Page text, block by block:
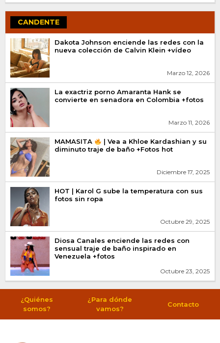
CANDENTE
Dakota Johnson enciende las redes con la
nueva colección de Calvin Klein +vídeo
Marzo 12, 2026
La exactriz porno Amaranta Hank se
convierte en senadora en Colombia +fotos
Marzo 11, 2026
MAMASITA
| Vea a Khloe Kardashian y su
diminuto traje de baño +Fotos hot
Diciembre 17, 2025
HOT | Karol G sube la temperatura con sus
fotos sin ropa
Octubre 29, 2025
Diosa Canales enciende las redes con
sensual traje de baño inspirado en
Venezuela +fotos
Octubre 23, 2025
¿Quiénes
somos?
¿Para dónde
vamos?
Contacto